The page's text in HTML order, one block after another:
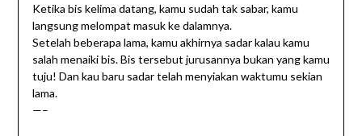
Ketika bis kelima datang, kamu sudah tak sabar, kamu
langsung melompat masuk ke dalamnya.
Setelah beberapa lama, kamu akhirnya sadar kalau kamu
salah menaiki bis. Bis tersebut jurusannya bukan yang kamu
tuju! Dan kau baru sadar telah menyiakan waktumu sekian
lama.
—–